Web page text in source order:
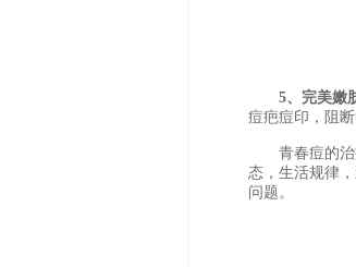
5、完美嫩
痘疤痘印，阻
青春痘的治疗
态，生活规律
问题。